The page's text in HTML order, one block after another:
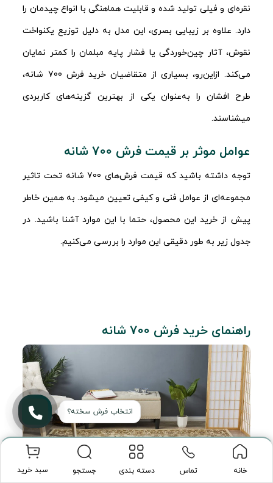
خانه تماس دسته بندی جستجو سبد خرید
نقره‌ای و فیلی تولید شده و قابلیت هماهنگی با انواع چیدمان را
دارد. علاوه بر زیبایی بصری، این مدل به دلیل توزیع یکنواخت
نقوش، آثار چین‌خوردگی یا فشار پایه مبلمان را کمتر نمایان
می‌کند. ازاین‌رو، بسیاری از متقاضیان خرید فرش 700 شانه،
طرح افشان را به‌عنوان یکی از بهترین گزینه‌های کاربردی
می‎شناسند.
عوامل موثر بر قیمت فرش 700 شانه
توجه داشته باشید که قیمت فرش‌های 700 شانه تحت تاثیر
مجموعه‌ای از عوامل فنی و کیفی تعیین می‎شود. به همین خاطر
پیش از خرید این محصول، حتما با این موارد آشنا باشید. در
جدول زیر به طور دقیقی این موارد را بررسی می‌کنیم.
راهنمای خرید فرش 700 شانه